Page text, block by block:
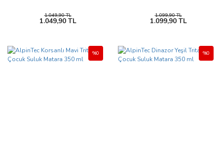
1.049,90 TL
1.049,90 TL
1.099,90 TL
1.099,90 TL
%0 %0